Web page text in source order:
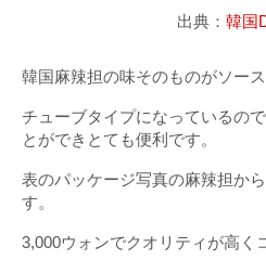
出典： 韓国
韓国麻辣担の味そのものがソー
チューブタイプになっているの
とができとても便利です。
表のパッケージ写真の麻辣担か
す。
3,000ウォンでクオリティが高く